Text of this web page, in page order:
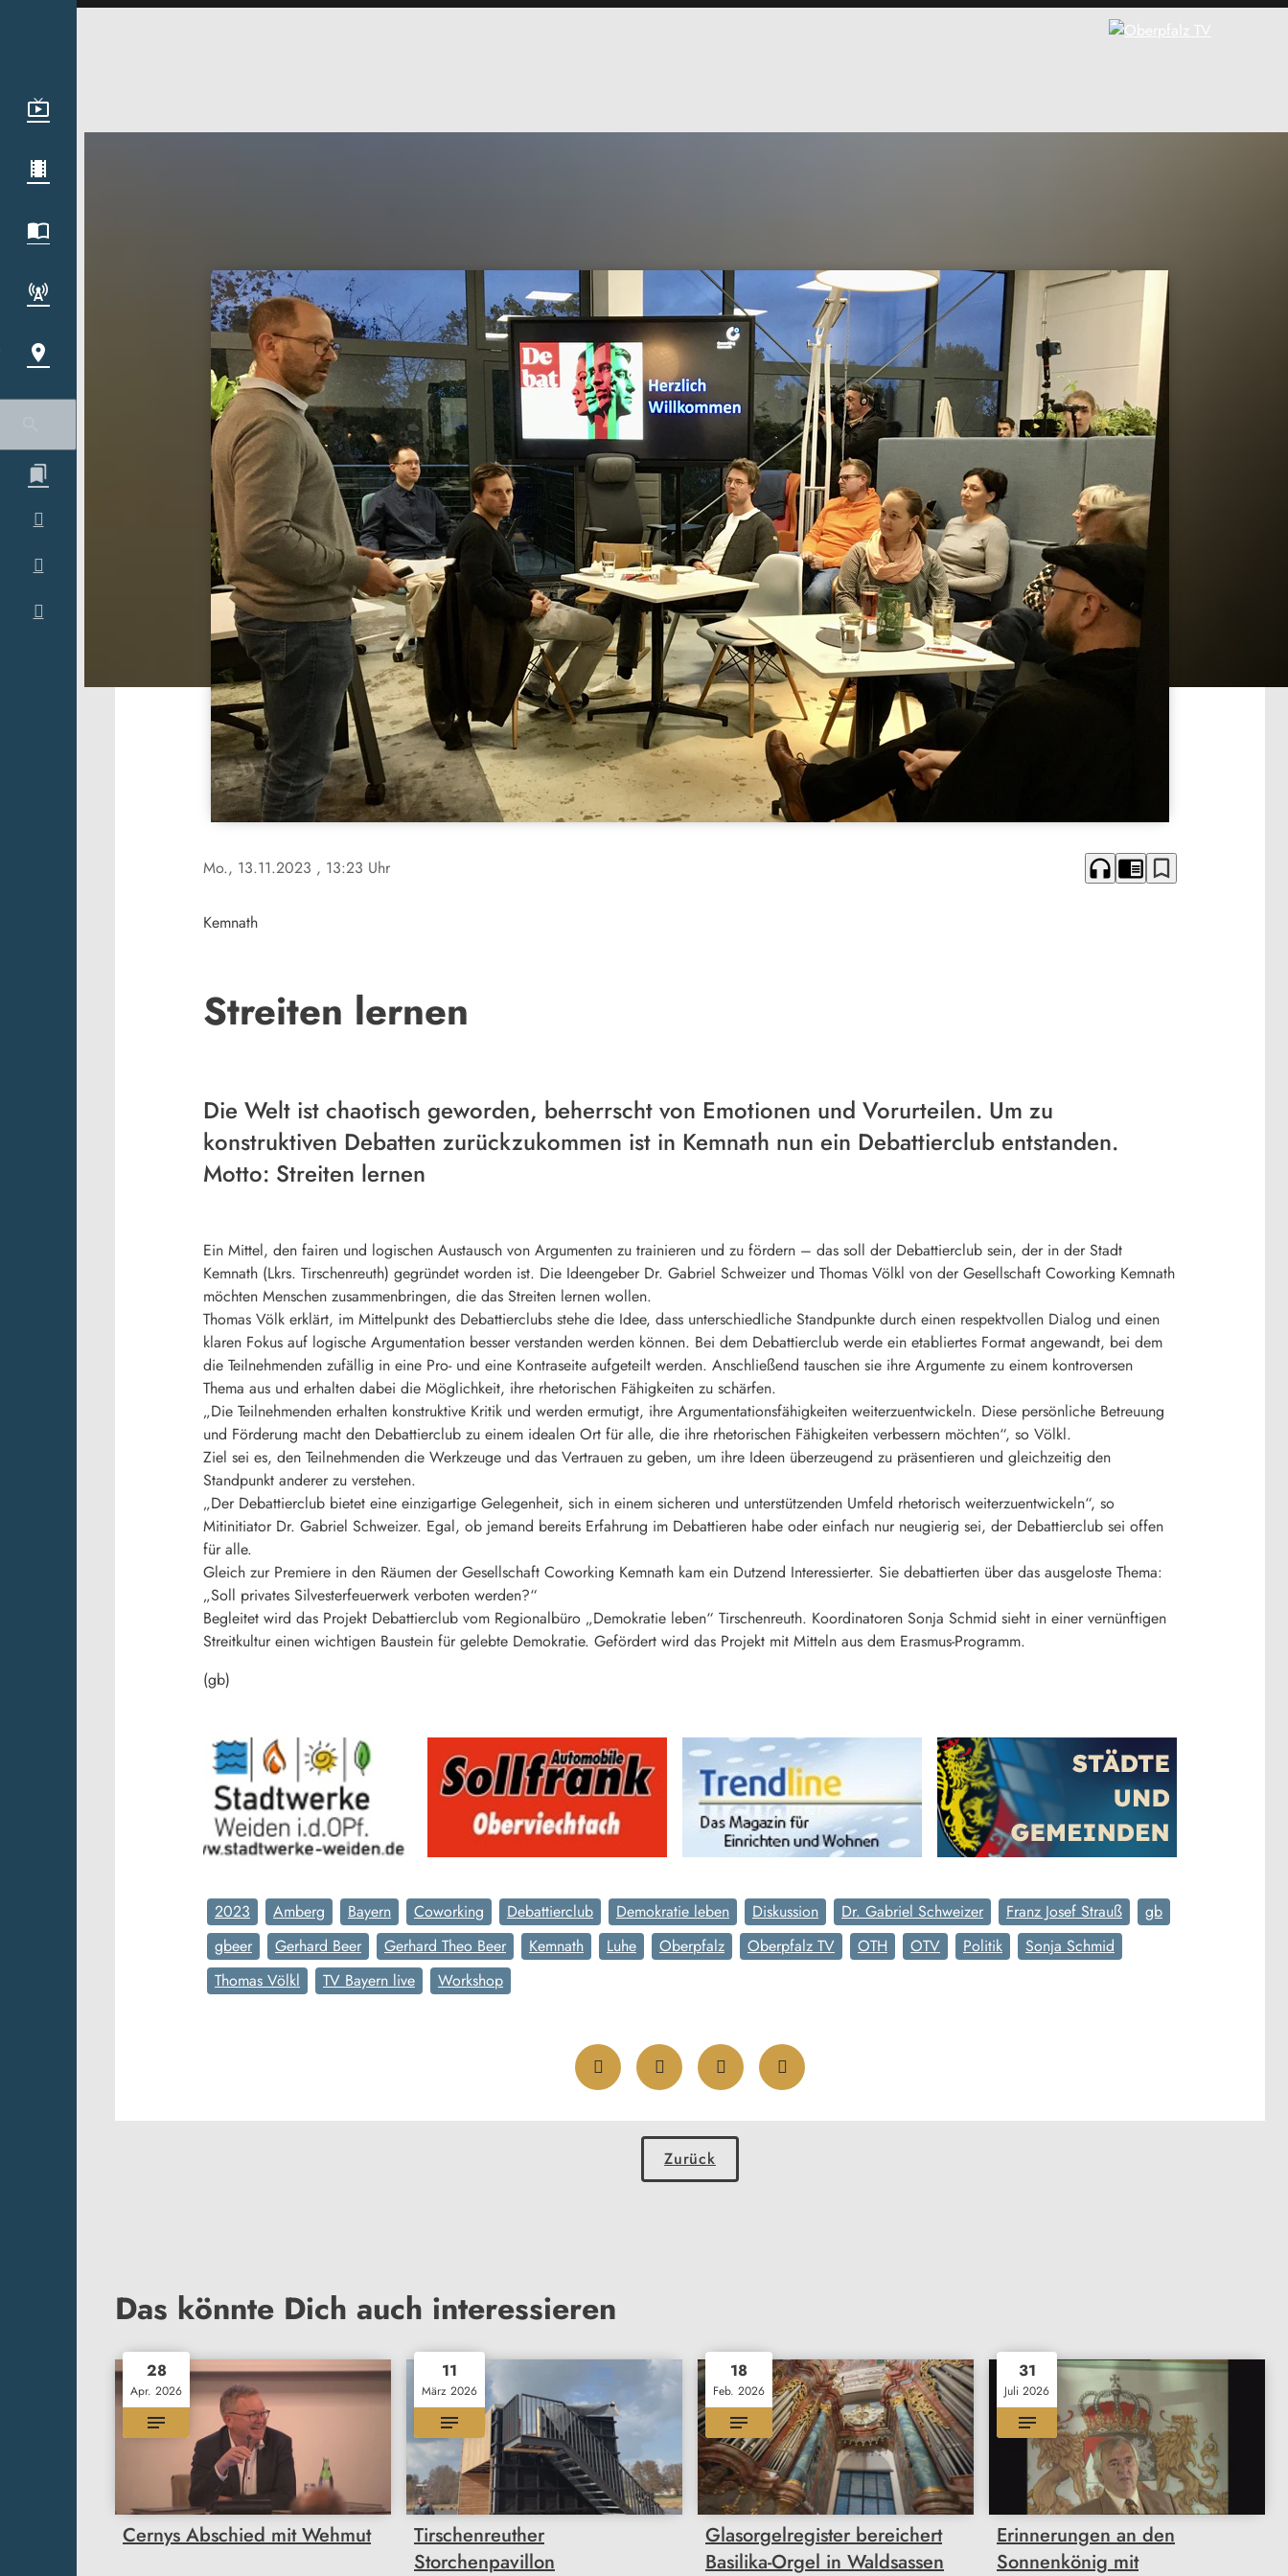
Mo., 13.11.2023 , 13:23 Uhr headphones chrome_reader_mode bookmark_border
Kemnath
Streiten lernen
Die Welt ist chaotisch geworden, beherrscht von Emotionen und Vorurteilen. Um zu
konstruktiven Debatten zurückzukommen ist in Kemnath nun ein Debattierclub entstanden.
Motto: Streiten lernen
Ein Mittel, den fairen und logischen Austausch von Argumenten zu trainieren und zu fördern – das soll der Debattierclub sein, der in der Stadt
Kemnath (Lkrs. Tirschenreuth) gegründet worden ist. Die Ideengeber Dr. Gabriel Schweizer und Thomas Völkl von der Gesellschaft Coworking Kemnath
möchten Menschen zusammenbringen, die das Streiten lernen wollen.
Thomas Völk erklärt, im Mittelpunkt des Debattierclubs stehe die Idee, dass unterschiedliche Standpunkte durch einen respektvollen Dialog und einen
klaren Fokus auf logische Argumentation besser verstanden werden können. Bei dem Debattierclub werde ein etabliertes Format angewandt, bei dem
die Teilnehmenden zufällig in eine Pro- und eine Kontraseite aufgeteilt werden. Anschließend tauschen sie ihre Argumente zu einem kontroversen
Thema aus und erhalten dabei die Möglichkeit, ihre rhetorischen Fähigkeiten zu schärfen.
„Die Teilnehmenden erhalten konstruktive Kritik und werden ermutigt, ihre Argumentationsfähigkeiten weiterzuentwickeln. Diese persönliche Betreuung
und Förderung macht den Debattierclub zu einem idealen Ort für alle, die ihre rhetorischen Fähigkeiten verbessern möchten“, so Völkl.
Ziel sei es, den Teilnehmenden die Werkzeuge und das Vertrauen zu geben, um ihre Ideen überzeugend zu präsentieren und gleichzeitig den
Standpunkt anderer zu verstehen.
„Der Debattierclub bietet eine einzigartige Gelegenheit, sich in einem sicheren und unterstützenden Umfeld rhetorisch weiterzuentwickeln“, so
Mitinitiator Dr. Gabriel Schweizer. Egal, ob jemand bereits Erfahrung im Debattieren habe oder einfach nur neugierig sei, der Debattierclub sei offen
für alle.
Gleich zur Premiere in den Räumen der Gesellschaft Coworking Kemnath kam ein Dutzend Interessierter. Sie debattierten über das ausgeloste Thema:
„Soll privates Silvesterfeuerwerk verboten werden?“
Begleitet wird das Projekt Debattierclub vom Regionalbüro „Demokratie leben“ Tirschenreuth. Koordinatoren Sonja Schmid sieht in einer vernünftigen
Streitkultur einen wichtigen Baustein für gelebte Demokratie. Gefördert wird das Projekt mit Mitteln aus dem Erasmus-Programm.
(gb)
2023 Amberg Bayern Coworking Debattierclub Demokratie leben Diskussion Dr. Gabriel Schweizer Franz Josef Strauß
gb
gbeer
Gerhard Beer Gerhard Theo Beer Kemnath Luhe Oberpfalz Oberpfalz TV OTH OTV Politik
Sonja Schmid
Thomas Völkl
TV Bayern live Workshop
Zurück
Das könnte Dich auch interessieren
28
Apr. 2026
Cernys Abschied mit Wehmut
11
März 2026
Tirschenreuther
Storchenpavillon
18
Feb. 2026
Glasorgelregister bereichert
Basilika-Orgel in Waldsassen
31
Juli 2026
Erinnerungen an den
Sonnenkönig mit